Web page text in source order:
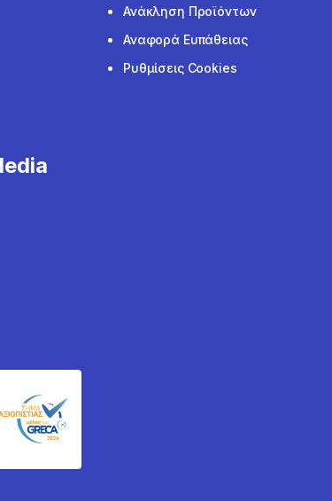
Ανάκληση Προϊόντων
Αναφορά Ευπάθειας
Ρυθμίσεις Cookies
GRECA Trustmark